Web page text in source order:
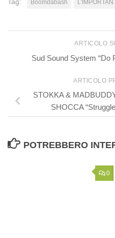
Boomdabash
ARTICOLO
Sud Sound System “Do
ARTICOLO
STOKKA &
SHOCCA
POTREBBERO
0